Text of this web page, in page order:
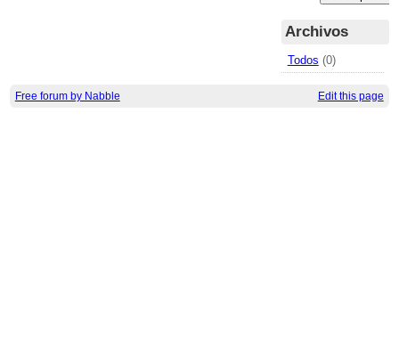
Archivos
Todos (0)
Free forum by Nabble Edit this page